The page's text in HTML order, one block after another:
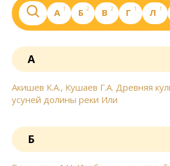
А 1 Б 2 В 2 Г 1 Л 1
А
Акишев К.А., Кушаев Г.А. Древняя
усуней долины реки Или
Б